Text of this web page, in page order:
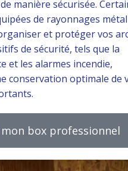
manière sécurisée.
de rayonnages
et protéger vos
de sécurité, tels que la
et les alarmes incendie,
conservation optimale de
mon box professionnel